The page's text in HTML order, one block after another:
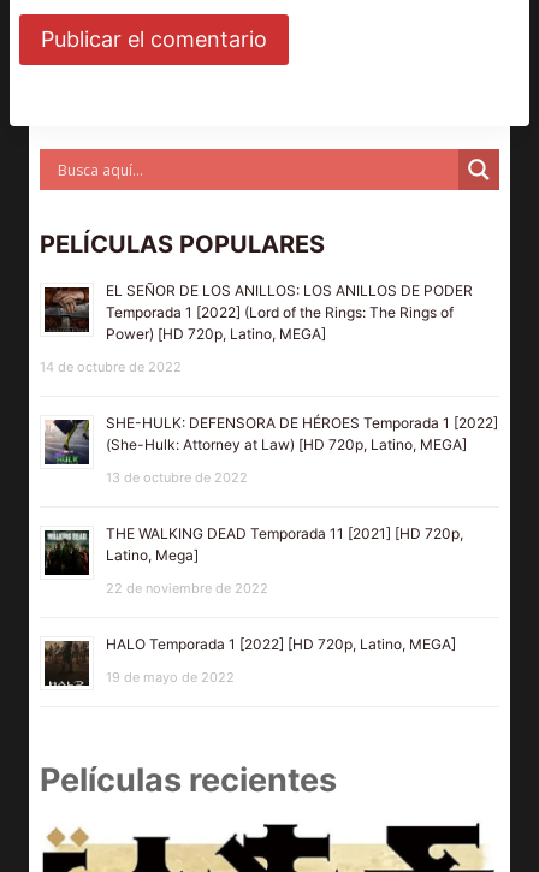
PELÍCULAS POPULARES
EL SEÑOR DE LOS ANILLOS: LOS ANILLOS DE PODER
Temporada 1 [2022] (Lord of the Rings: The Rings of
Power) [HD 720p, Latino, MEGA]
14 de octubre de 2022
SHE-HULK: DEFENSORA DE HÉROES Temporada 1 [2022]
(She-Hulk: Attorney at Law) [HD 720p, Latino, MEGA]
13 de octubre de 2022
THE WALKING DEAD Temporada 11 [2021] [HD 720p,
Latino, Mega]
22 de noviembre de 2022
HALO Temporada 1 [2022] [HD 720p, Latino, MEGA]
19 de mayo de 2022
Películas recientes